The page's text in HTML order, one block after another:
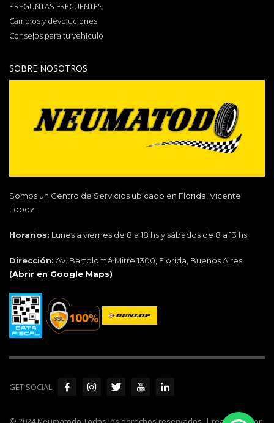
PREGUNTAS FRECUENTES
Cambios y devoluciones
Consejos para tu vehiculo
SOBRE NOSOTROS
Somos un Centro de Servicios ubicado en Florida, Vicente
Lopez.
Horarios: Lunes a viernes de 8 a 18 hs y sábados de 8 a 13 hs.
Dirección: Av. Bartolomé Mitre 1300, Florida, Buenos Aires
(Abrir en Google Maps)
GET SOCIAL